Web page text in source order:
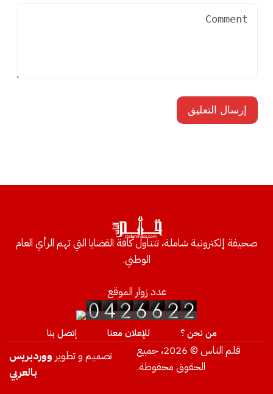
صحيفة إلكترونية شاملة، تتناول كافة القضايا التي تهم الرأي العام
الوطني.
عدد زوار الموقع
من نحن ؟ للإعلان معنا إتصل بنا
قلم الناس © 2026، جميع
الحقوق محفوظة.
تصميم و تطوير ووردبريس
بالعربي